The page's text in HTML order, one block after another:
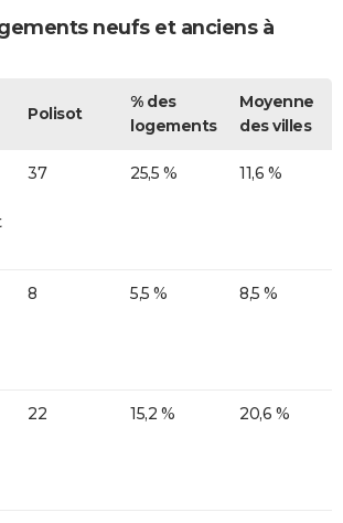
neufs et anciens à
Polisot
% des
logements
Moyenne
des villes
37 25,5 % 11,6 %
8 5,5 % 8,5 %
22 15,2 % 20,6 %